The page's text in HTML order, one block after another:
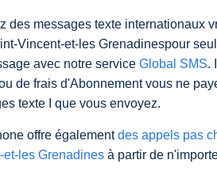
des messages texte internationaux
Vincent-et-les Grenadinespour
avec notre service Global SMS.
de frais d'Abonnement vous ne
texte I que vous envoyez.
offre égalementdes appels pas
et-les Grenadines à partir de